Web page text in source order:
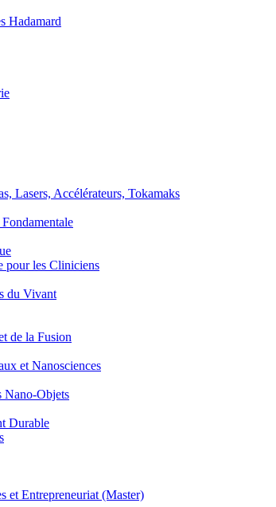
Hadamard
Lasers, Accélérateurs, Tokamaks
les Cliniciens
du Vivant
de la Fusion
et Nanosciences
Nano-Objets
Durable
et Entrepreneuriat (Master)